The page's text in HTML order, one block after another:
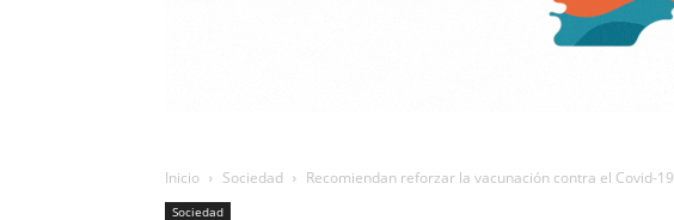
Inicio Sociedad Recomiendan reforzar la vacunación contra el Covid-19
Sociedad